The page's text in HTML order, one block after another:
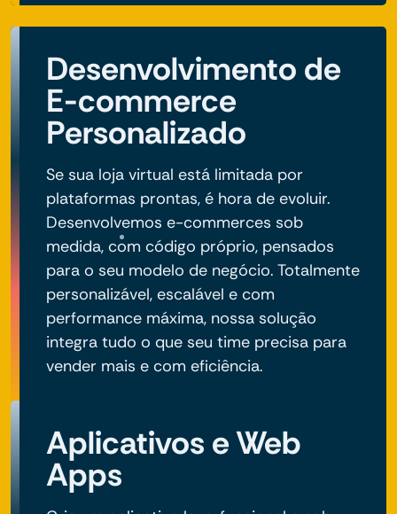
Desenvolvimento de
E-commerce
Personalizado
Se sua loja virtual está limitada por
plataformas prontas, é hora de evoluir.
Desenvolvemos e-commerces sob
medida, com código próprio, pensados
para o seu modelo de negócio. Totalmente
personalizável, escalável e com
performance máxima, nossa solução
integra tudo o que seu time precisa para
vender mais e com eficiência.
Aplicativos e Web
Apps